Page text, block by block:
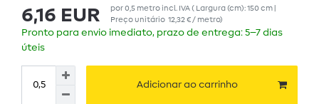
6,16 EUR por0,5 metroincl. IVA( Largura (cm): 150 cm |
Preço unitário 12,32 € / metro)
Pronto para envio imediato, prazo de entrega: 5–7 dias
úteis
Adicionar ao carrinho